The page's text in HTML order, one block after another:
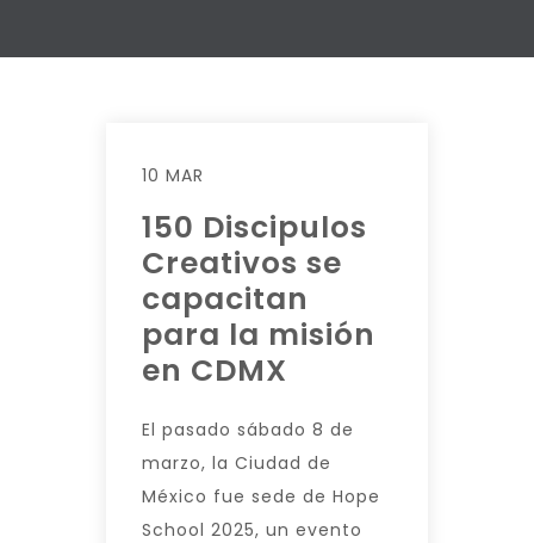
10 MAR
150 Discipulos
Creativos se
capacitan
para la misión
en CDMX
El pasado sábado 8 de
marzo, la Ciudad de
México fue sede de Hope
School 2025, un evento